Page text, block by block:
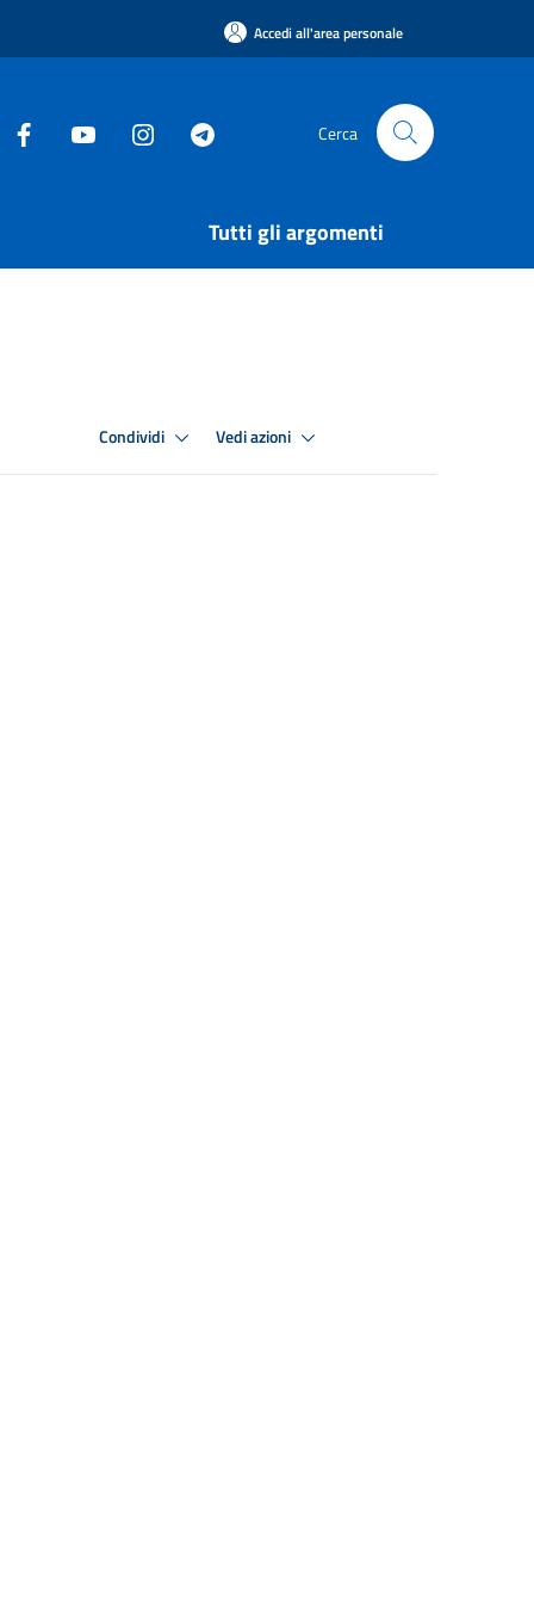
Accedi all'area personale
Cerca
Tutti gli argomenti
Condividi Vedi azioni